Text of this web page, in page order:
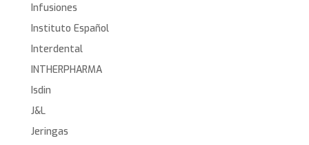
Infusiones
Instituto Español
Interdental
INTHERPHARMA
Isdin
J&L
Jeringas